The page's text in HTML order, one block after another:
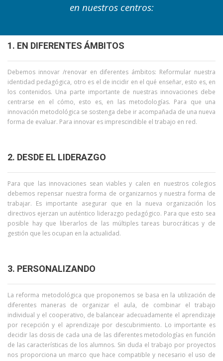
en nuestros centros:
1. EN DIFERENTES ÁMBITOS
Debemos innovar /renovar en diferentes ámbitos: Reformular nuestra
identidad pedagógica, otro es el de incidir en el qué enseñar, esto es, en
los contenidos. Una parte importante de nuestras innovaciones debe
centrarse en el cómo, esto es, en las metodologías. Para que una
innovación metodológica se sostenga debe ir acompañada de una nueva
forma de evaluar. Para innovar es imprescindible el trabajo en red.
2. DESDE EL LIDERAZGO
Para que las innovaciones sean viables y calen en nuestros colegios
debemos repensar nuestra forma de organizarnos y nuestra forma de
trabajar. Es importante asegurar que en la nueva organización los
directivos ejerzan un auténtico liderazgo pedagógico. Para que esto sea
posible hay que liberarlos de las múltiples tareas burocráticas y de
gestión que les ocupan en la actualidad.
3. PERSONALIZANDO
La reforma metodológica que proponemos se basa en la utilización de
diferentes maneras de organizar el aula, de combinar el trabajo
individual y el cooperativo, de balancear adecuadamente el aprendizaje
por recepción y el aprendizaje por descubrimiento. Lo importante es
decidir las dosis de cada una de las diferentes metodologías en función
de las características de los alumnos. Sin duda el trabajo por proyectos
nos proporciona un marco que hace compatible y necesario el uso de